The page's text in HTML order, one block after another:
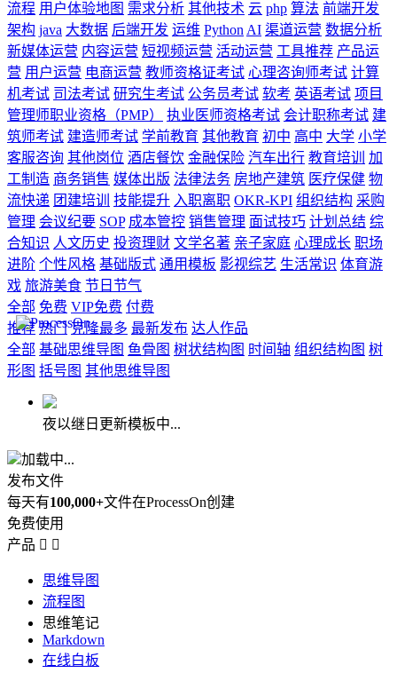
流程 用户体验地图 需求分析 其他技术 云 php 算法 前端开发
架构 java 大数据 后端开发 运维 Python AI 渠道运营 数据分析
新媒体运营 内容运营 短视频运营 活动运营 工具推荐 产品运
营 用户运营 电商运营 教师资格证考试 心理咨询师考试 计算
机考试 司法考试 研究生考试 公务员考试 软考 英语考试 项目
管理师职业资格（PMP）
执业医师资格考试 会计职称考试 建
筑师考试 建造师考试 学前教育 其他教育 初中 高中 大学 小学
客服咨询 其他岗位 酒店餐饮 金融保险 汽车出行 教育培训
加
工制造 商务销售 媒体出版 法律法务 房地产建筑 医疗保健 物
流快递 团建培训 技能提升 入职离职 OKR-KPI 组织结构 采购
管理 会议纪要 SOP 成本管控 销售管理 面试技巧 计划总结 综
合知识 人文历史 投资理财 文学名著 亲子家庭 心理成长 职场
进阶 个性风格 基础版式 通用模板 影视综艺 生活常识 体育游
戏 旅游美食 节日节气
全部 免费 VIP免费 付费
推荐 热门 克隆最多 最新发布 达人作品
全部 基础思维导图 鱼骨图 树状结构图 时间轴 组织结构图 树
形图 括号图 其他思维导图
夜以继日更新模板中...
加载中...
发布文件
每天有100,000+文件在ProcessOn创建
免费使用
产品  
思维导图
流程图
思维笔记
Markdown
在线白板